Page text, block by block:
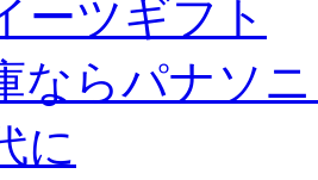
ーツギフト
ならパナソ
に